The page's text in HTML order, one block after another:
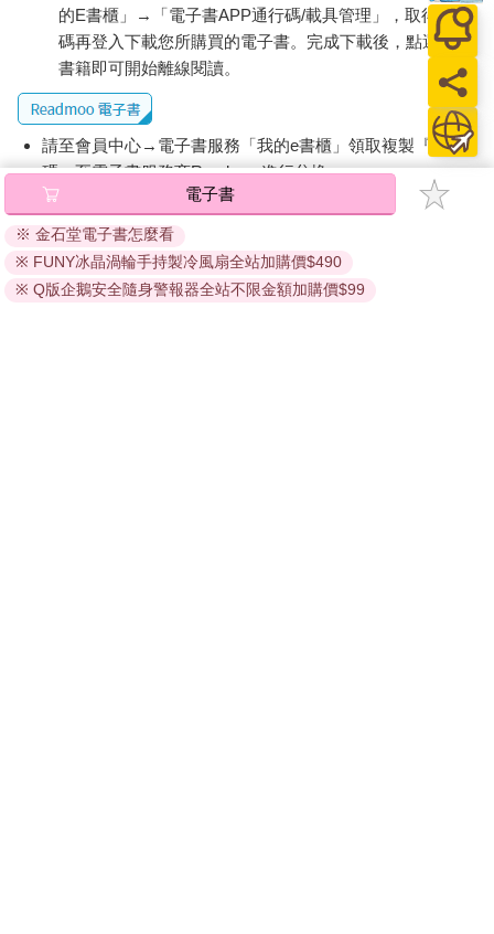
的E書櫃」→「電子書APP通行碼/載具管理」，取得通行
碼再登入下載您所購買的電子書。完成下載後，點選任一
書籍即可開始離線閱讀。
請至會員中心→電子書服務「我的e書櫃」領取複製『兌換
碼』至電子書服務商Readmoo進行兌換。
退換貨須知：
因版權保護，您在金石堂所購買的電子書僅能以金石堂專屬
的閱讀軟體開啟閱讀，無法以其他閱讀器或直接下載檔案。
依據「消費者保護法」第19條及行政院消費者保護處公告之
電子書
※ 金石堂電子書怎麼看
※ FUNY冰晶渦輪手持製冷風扇全站加購價$490
※ Q版企鵝安全隨身警報器全站不限金額加購價$99